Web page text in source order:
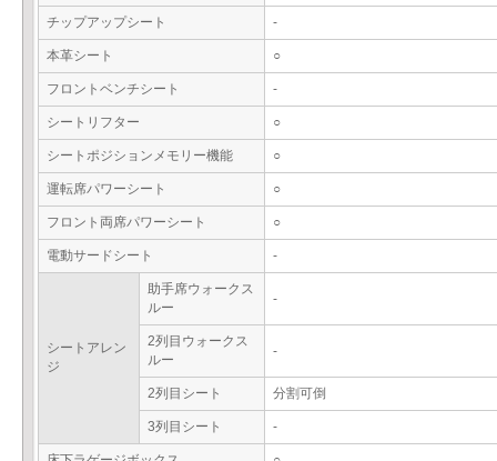
チップアップシート -
本革シート ○
フロントベンチシート -
シートリフター ○
シートポジションメモリー機能 ○
運転席パワーシート ○
フロント両席パワーシート ○
電動サードシート -
シートアレン
ジ
助手席ウォークス
ルー
-
2列目ウォークス
ルー
-
2列目シート 分割可倒
3列目シート -